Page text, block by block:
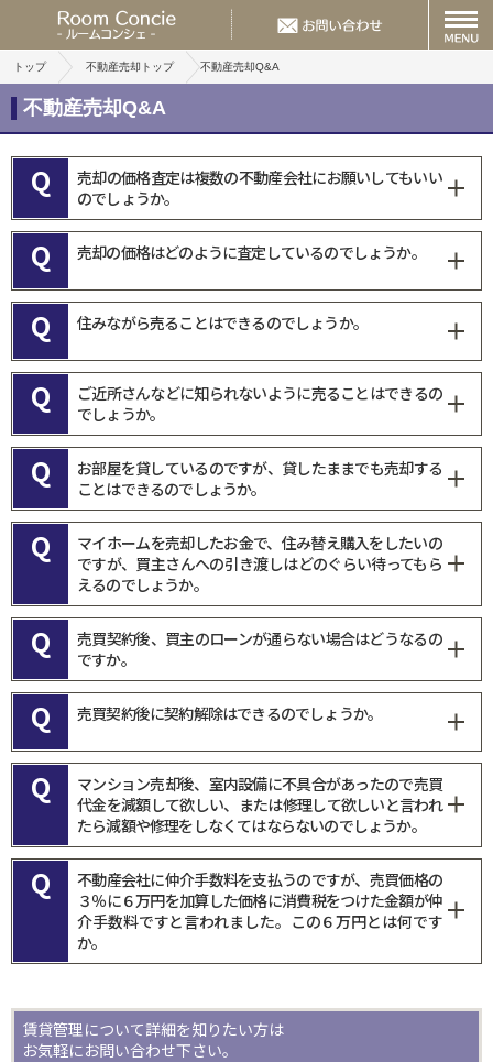
トップ 不動産売却トップ 不動産売却Q&A
不動産売却Q&A
Q
売却の価格査定は複数の不動産会社にお願いしてもいい
のでしょうか。
Q 売却の価格はどのように査定しているのでしょうか。
Q 住みながら売ることはできるのでしょうか。
Q
ご近所さんなどに知られないように売ることはできるの
でしょうか。
Q
お部屋を貸しているのですが、貸したままでも売却する
ことはできるのでしょうか。
Q
マイホームを売却したお金で、住み替え購入をしたいの
ですが、買主さんへの引き渡しはどのぐらい待ってもら
えるのでしょうか。
Q
売買契約後、買主のローンが通らない場合はどうなるの
ですか。
Q 売買契約後に契約解除はできるのでしょうか。
Q
マンション売却後、室内設備に不具合があったので売買
代金を減額して欲しい、または修理して欲しいと言われ
たら減額や修理をしなくてはならないのでしょうか。
Q
不動産会社に仲介手数料を支払うのですが、売買価格の
３％に６万円を加算した価格に消費税をつけた金額が仲
介手数料ですと言われました。この６万円とは何です
か。
賃貸管理について詳細を知りたい方は
お気軽にお問い合わせ下さい。